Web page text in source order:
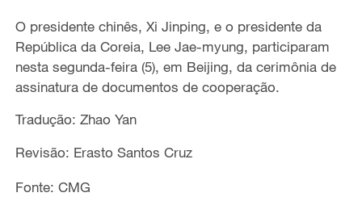
O presidente chinês, Xi Jinping, e o presidente da
República da Coreia, Lee Jae-myung, participaram
nesta segunda-feira (5), em Beijing, da cerimônia de
assinatura de documentos de cooperação.
Tradução: Zhao Yan
Revisão: Erasto Santos Cruz
Fonte: CMG